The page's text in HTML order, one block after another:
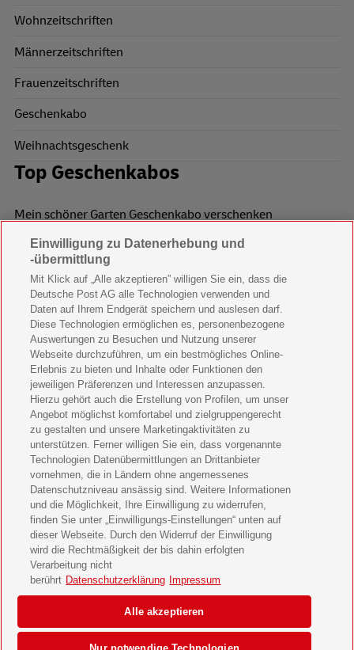
Wohnzeitschriften
Männerzeitschriften
Frauenzeitschriften
Geschenkabo
Weihnachtsgeschenk
Top Geschenkabos
Mein schöner Garten Geschenkabo verschenken
Wohnen & Garten Geschenkabo verschenken
Mein schönes Land Geschenkabo verschenken
Bild der Frau Geschenkabo verschenken
11 Freunde Geschenkabo verschenken
LEGO Ninjago Magazin Geschenkabo verschenken
Brigitte Geschenkabo verschenken
GEOlino Geschenkabo verschenken
Stern Crime Geschenkabo verschenken
Welt der Wunder Geschenkabo verschenken
GEO Geschenkabo verschenken
Datenschutz & Cookies
Einwilligungs-Einstellungen
Barrierefreiheit
Einwilligung zu Datenerhebung und
-übermittlung
Mit Klick auf „Alle akzeptieren” willigen Sie ein, dass die
Deutsche Post AG alle Technologien verwenden und
Daten auf Ihrem Endgerät speichern und auslesen darf.
Diese Technologien ermöglichen es, personenbezogene
Auswertungen zu Besuchen und Nutzung unserer
Webseite durchzuführen, um ein bestmögliches Online-
Erlebnis zu bieten und Inhalte oder Funktionen den
jeweiligen Präferenzen und Interessen anzupassen.
Hierzu gehört auch die Erstellung von Profilen, um unser
Angebot möglichst komfortabel und zielgruppengerecht
zu gestalten und unsere Marketingaktivitäten zu
unterstützen. Ferner willigen Sie ein, dass vorgenannte
Technologien Datenübermittlungen an Drittanbieter
vornehmen, die in Ländern ohne angemessenes
Datenschutzniveau ansässig sind. Weitere Informationen
und die Möglichkeit, Ihre Einwilligung zu widerrufen,
finden Sie unter „Einwilligungs-Einstellungen“ unten auf
dieser Webseite. Durch den Widerruf der Einwilligung
wird die Rechtmäßigkeit der bis dahin erfolgten
Verarbeitung nicht
berührt Datenschutzerklärung Impressum
Alle akzeptieren